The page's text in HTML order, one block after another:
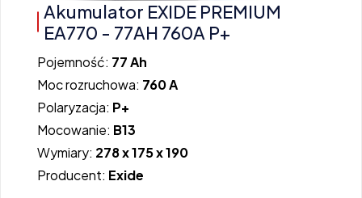
Akumulator EXIDE PREMIUM
EA770 - 77AH 760A P+
Pojemność: 77 Ah
Moc rozruchowa: 760 A
Polaryzacja: P+
Mocowanie: B13
Wymiary: 278 x 175 x 190
Producent: Exide